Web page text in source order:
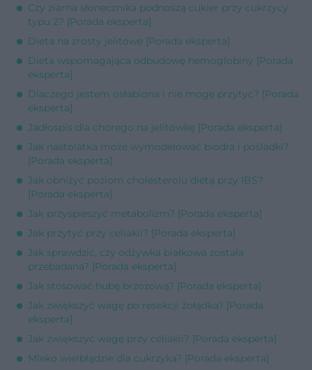
Czy ziarna słonecznika podnoszą cukier przy cukrzycy
typu 2? [Porada eksperta]
Dieta na zrosty jelitowe [Porada eksperta]
Dieta wspomagająca odbudowę hemoglobiny [Porada
eksperta]
Dlaczego jestem osłabiona i nie mogę przytyć? [Porada
eksperta]
Jadłospis dla chorego na jelitówkę [Porada eksperta]
Jak nastolatka może wymodelować biodra i pośladki?
[Porada eksperta]
Jak obniżyć poziom cholesterolu dietą przy IBS?
[Porada eksperta]
Jak przyspieszyć metabolizm? [Porada eksperta]
Jak przytyć przy celiakii? [Porada eksperta]
Jak sprawdzić, czy odżywka białkowa została
przebadana? [Porada eksperta]
Jak stosować hubę brzozową? [Porada eksperta]
Jak zwiększyć wagę po resekcji żołądka? [Porada
eksperta]
Jak zwiększyć wagę przy celiakii? [Porada eksperta]
Mleko wielbłądzie dla cukrzyka? [Porada eksperta]